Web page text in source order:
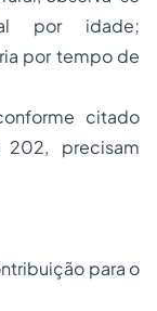
por idade;
por tempo de
citado
precisam
para o